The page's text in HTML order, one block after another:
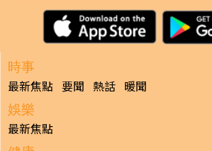
時事
最新焦點 要聞 熱話 暖聞
娛樂
最新焦點